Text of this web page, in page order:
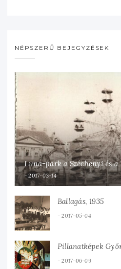
NÉPSZERŰ BEJEGYZÉSEK
Luna-park a Széchenyi és
2017-03-14
Ballagás, 1935
2017-05-04
Pillanatképek
2017-06-09